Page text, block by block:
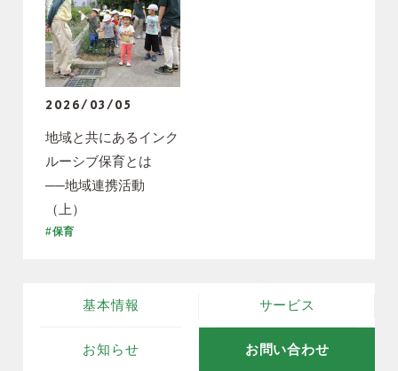
2026/03/05
地域と共にあるインク
ルーシブ保育とは
──地域連携活動
（上）
#保育
基本情報 サービス
お知らせ お問い合わせ